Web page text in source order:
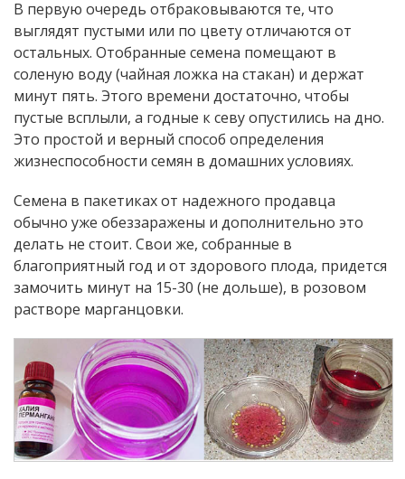
В первую очередь отбраковываются те, что
выглядят пустыми или по цвету отличаются от
остальных. Отобранные семена помещают в
соленую воду (чайная ложка на стакан) и держат
минут пять. Этого времени достаточно, чтобы
пустые всплыли, а годные к севу опустились на дно.
Это простой и верный способ определения
жизнеспособности семян в домашних условиях.
Семена в пакетиках от надежного продавца
обычно уже обеззаражены и дополнительно это
делать не стоит. Свои же, собранные в
благоприятный год и от здорового плода, придется
замочить минут на 15-30 (не дольше), в розовом
растворе марганцовки.